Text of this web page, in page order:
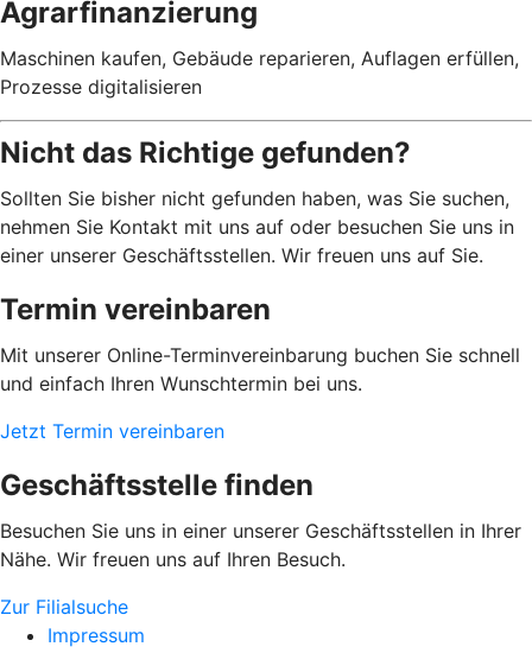
Agrarfinanzierung
Maschinen kaufen, Gebäude reparieren, Auflagen erfüllen,
Prozesse digitalisieren
Nicht das Richtige gefunden?
Sollten Sie bisher nicht gefunden haben, was Sie suchen,
nehmen Sie Kontakt mit uns auf oder besuchen Sie uns in
einer unserer Geschäftsstellen. Wir freuen uns auf Sie.
Termin vereinbaren
Mit unserer Online-Terminvereinbarung buchen Sie schnell
und einfach Ihren Wunschtermin bei uns.
Jetzt Termin vereinbaren
Geschäftsstelle finden
Besuchen Sie uns in einer unserer Geschäftsstellen in Ihrer
Nähe. Wir freuen uns auf Ihren Besuch.
Zur Filialsuche
Impressum